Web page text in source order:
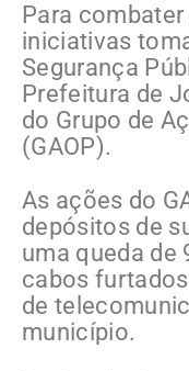
Para
iniciativas
Segurança
Prefeitura de
do Grupo de
(GAOP).
As ações do
depósitos de
uma queda de
cabos
de
município.